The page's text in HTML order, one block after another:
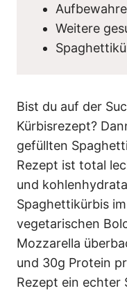
Weitere
Bist du auf der
Kürbisrezept?
gefüllten
Rezept ist total
und
Spaghettikürbis
vegetarischen
Mozzarella
und 30g Protein
Rezept ein echter